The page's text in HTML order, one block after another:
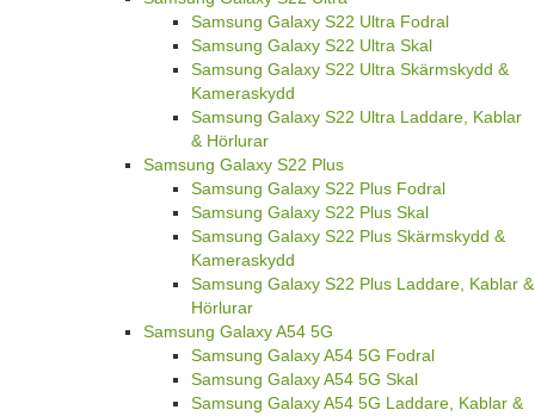
Samsung Galaxy S22 Ultra Fodral
Samsung Galaxy S22 Ultra Skal
Samsung Galaxy S22 Ultra Skärmskydd &
Kameraskydd
Samsung Galaxy S22 Ultra Laddare, Kablar
& Hörlurar
Samsung Galaxy S22 Plus
Samsung Galaxy S22 Plus Fodral
Samsung Galaxy S22 Plus Skal
Samsung Galaxy S22 Plus Skärmskydd &
Kameraskydd
Samsung Galaxy S22 Plus Laddare, Kablar &
Hörlurar
Samsung Galaxy A54 5G
Samsung Galaxy A54 5G Fodral
Samsung Galaxy A54 5G Skal
Samsung Galaxy A54 5G Laddare, Kablar &